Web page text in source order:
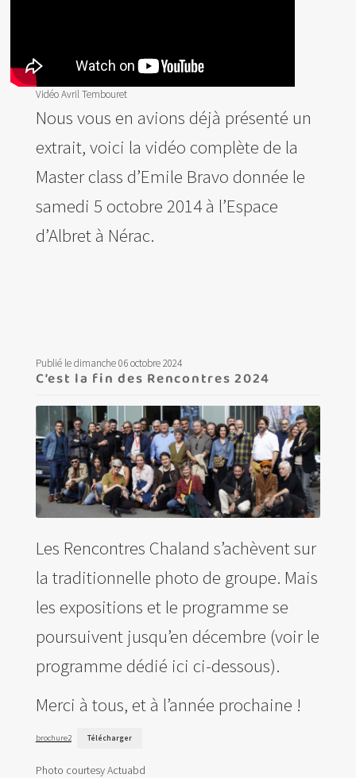
Vidéo Avril Tembouret
Nous vous en avions déjà présenté un
extrait, voici la vidéo complète de la
Master class d’Emile Bravo donnée le
samedi 5 octobre 2014 à l’Espace
d’Albret à Nérac.
Publié le dimanche 06 octobre 2024
C’est la fin des Rencontres 2024
Les Rencontres Chaland s’achèvent sur
la traditionnelle photo de groupe. Mais
les expositions et le programme se
poursuivent jusqu’en décembre (voir le
programme dédié ici ci-dessous).
Merci à tous, et à l’année prochaine !
brochure2 Télécharger
Photo courtesy Actuabd